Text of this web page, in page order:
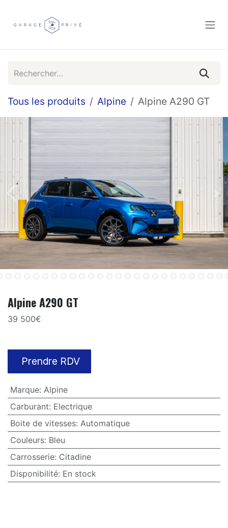
Tous les produits Alpine Alpine A290 GT
Alpine A290 GT
39 500€
Prendre RDV
Marque: Alpine
Carburant: Electrique
Boite de vitesses: Automatique
Couleurs: Bleu
Carrosserie: Citadine
Disponibilité: En stock